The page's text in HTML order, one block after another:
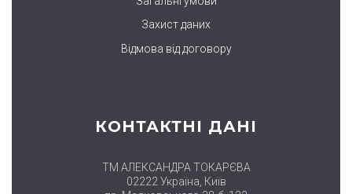
Захист даних
Відмова від договору
КОНТАКТНІ ДАНІ
ТМ АЛЕКСАНДРА ТОКАРЄВА
02222 Україна, Київ